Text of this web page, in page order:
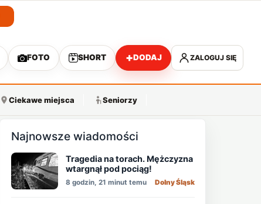
FOTO SHORT +DODAJ ZALOGUJ SIĘ
Ciekawe miejsca Seniorzy
Najnowsze wiadomości
Tragedia na torach. Mężczyzna
wtargnął pod pociąg!
8 godzin, 21 minut temu Dolny Śląsk